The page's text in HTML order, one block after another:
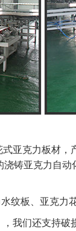
亚克力板材
铸亚克力自
纹板、亚克力
我们还支持